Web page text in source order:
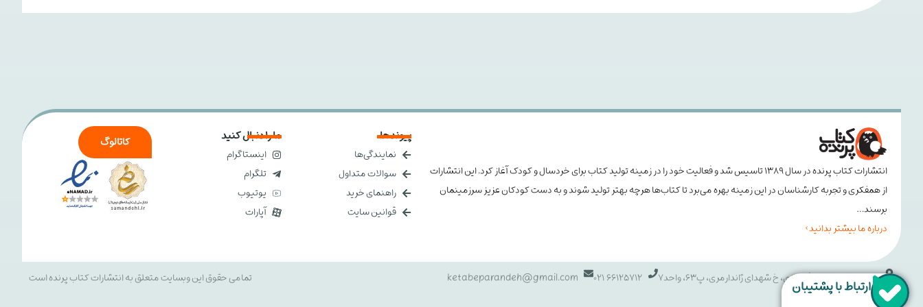
انتشارات کتاب پرنده در سال ۱۳۸۹ تاسیس شد و فعالیت خود را در زمینه تولید کتاب برای خردسال و کودک آغاز کرد. این انتشارات
از همفکری و تجربه کارشناسان در این زمینه بهره می‌برد تا کتاب‌ها هرچه بهتر تولید شوند و به دست کودکان عزیز سرزمینمان
برسند…
درباره ما بیشتر بدانید >
پیوندها
نمایندگی‌ها
سوالات متداول
راهنمای خرید
قوانین سایت
ما را دنبال کنید
اینستاگرام
تلگرام
یوتیوب
آپارات
کاتالوگ
تهران، خ انقلاب، خ فخررازی، خ شهدای ژاندارمری، پ63، واحد7 66125712 021
ketabeparandeh@gmail.com تمامی حقوق این وبسایت متعلق به انتشارات کتاب پرنده است ارتباط با پشتیبان